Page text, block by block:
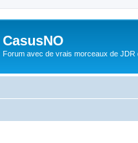
CasusNO
Forum avec de vrais morceaux de JDR